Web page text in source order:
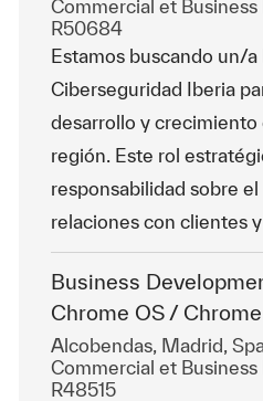
Catégorie
Commercial et
R50684
Estamos buscando un/
Ciberseguridad Iberia
desarrollo y crecimiento
región. Este rol
responsabilidad sobre
relaciones con clientes
Business
Chrome OS /
Emplacement
Alcobendas, Madrid,
Catégorie
Commercial et
R48515